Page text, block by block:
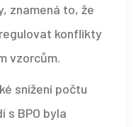
znamená to, že
konflikty
vzorcům.
snížení počtu
s BPO byla